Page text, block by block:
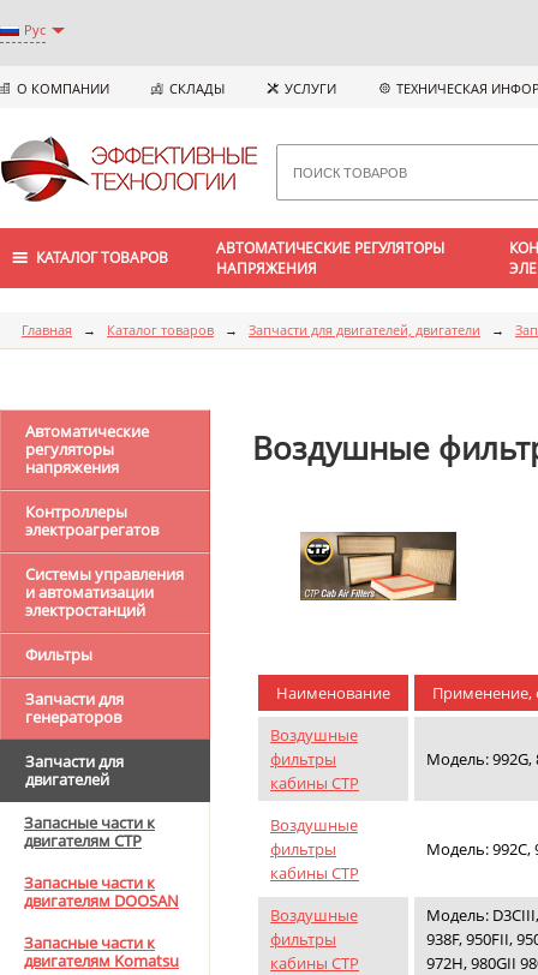
Рус
О КОМПАНИИ СКЛАДЫ УСЛУГИ ТЕХНИЧЕСКАЯ
КАТАЛОГ ТОВАРОВ
АВТОМАТИЧЕСКИЕ РЕГУЛЯТОРЫ
НАПРЯЖЕНИЯ
Главная → Каталог товаров → Запчасти для двигателей, двигатели →
Автоматические
регуляторы
напряжения
Контроллеры
электроагрегатов
Системы управления
и автоматизации
электростанций
Фильтры
Запчасти для
генераторов
Запчасти для
двигателей
Запасные части к
двигателям CTP
Запасные части к
двигателям DOOSAN
Запасные части к
двигателям Komatsu
Воздушные
Наименование
Применение,
Воздушные
фильтры
кабины CTP
Модель: 992G,
Воздушные
фильтры
кабины CTP
Модель: 992C,
Воздушные
фильтры
кабины CTP
Модель: D3CIII,
938F, 950FII,
972H, 980GII